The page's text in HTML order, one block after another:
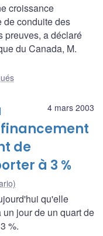
croissance
de conduite des
preuves, a déclaré
du Canada, M.
4 mars 2003
de
à 3 %
qu'elle
jour de un quart de
%.